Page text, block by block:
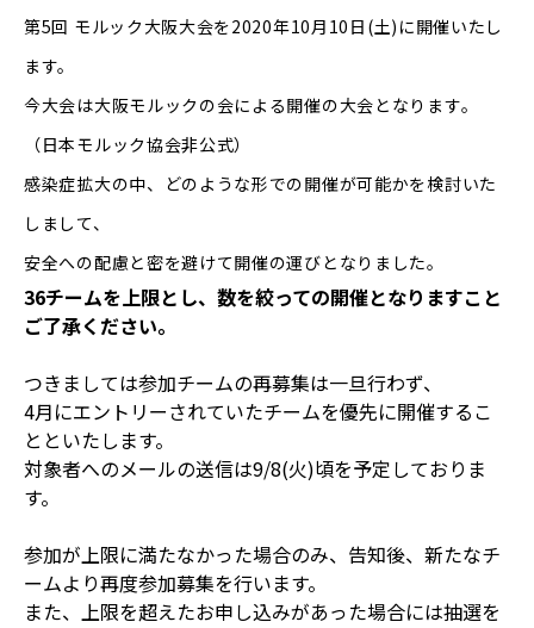
第5回 モルック大阪大会を2020年10月10日(土)に開催いたし
ます。
今大会は大阪モルックの会による開催の大会となります。
（日本モルック協会非公式）
感染症拡大の中、どのような形での開催が可能かを検討いた
しまして、
安全への配慮と密を避けて開催の運びとなりました。
36チームを上限とし、数を絞っての開催となりますこと
ご了承ください。
つきましては参加チームの再募集は一旦行わず、
4月にエントリーされていたチームを優先に開催するこ
とといたします。
対象者へのメールの送信は9/8(火)頃を予定しておりま
す。
参加が上限に満たなかった場合のみ、告知後、新たなチ
ームより再度参加募集を行います。
また、上限を超えたお申し込みがあった場合には抽選を